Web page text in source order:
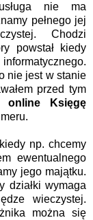
nie ma
pełnego jej
Chodzi
powstał kiedy
nie jest w stanie
przed tym
online Księgę
np. chcemy
ewentualnego
jego majątku.
działki wymaga
wieczystej.
można się